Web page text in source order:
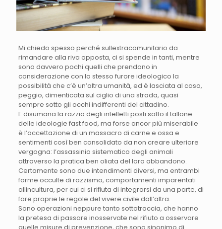
Mi chiedo spesso perché sullextracomunitario da
rimandare alla riva opposta, ci si spende in tanti, mentre
sono davvero pochi quelli che prendono in
considerazione con lo stesso furore ideologico la
possibilità che c’è un’altra umanità, ed è lasciata al caso,
peggio, dimenticata sul ciglio di una strada, quasi
sempre sotto gli occhi indifferenti del cittadino.
E disumana la razzia degli intelletti posti sotto il tallone
delle ideologie fast food, ma forse ancor più miserabile
è l’accettazione di un massacro di carne e ossa e
sentimenti così ben consolidato da non creare ulteriore
vergogna: l’assassinio sistematico degli animali
attraverso la pratica ben oliata del loro abbandono.
Certamente sono due intendimenti diversi, ma entrambi
forme occulte di razzismo, comportamenti imparentati
allincultura, per cui ci si rifiuta di integrarsi da una parte, di
fare proprie le regole del vivere civile dall’altra.
Sono operazioni neppure tanto sottotraccia, che hanno
la pretesa di passare inosservate nel rifiuto a osservare
quelle misure di prevenzione, che sono sinonimo di